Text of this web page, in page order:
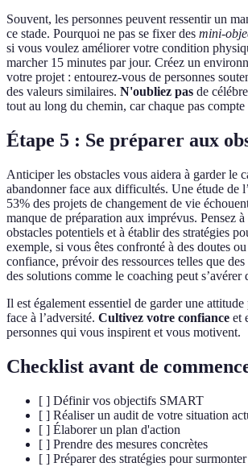
Souvent, les personnes peuvent ressentir un
ce stade. Pourquoi ne pas se fixer des mini-
si vous voulez améliorer votre condition
marcher 15 minutes par jour. Créez un
votre projet : entourez-vous de personnes
des valeurs similaires. N'oubliez pas de
tout au long du chemin, car chaque pas compte
Étape 5 : Se préparer aux
Anticiper les obstacles vous aidera à garder le
abandonner face aux difficultés. Une étude de
53% des projets de changement de vie
manque de préparation aux imprévus. Pensez
obstacles potentiels et à établir des stratégies
exemple, si vous êtes confronté à des doutes
confiance, prévoir des ressources telles que
des solutions comme le coaching peut s’avérer
Il est également essentiel de garder une
face à l’adversité. Cultivez votre confiance et
personnes qui vous inspirent et vous motivent.
Checklist avant de
[ ] Définir vos objectifs SMART
[ ] Réaliser un audit de votre situation
[ ] Élaborer un plan d'action
[ ] Prendre des mesures concrètes
[ ] Préparer des stratégies pour